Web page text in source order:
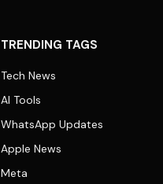
TRENDING TAGS
Tech News
AI Tools
WhatsApp Updates
Apple News
Meta